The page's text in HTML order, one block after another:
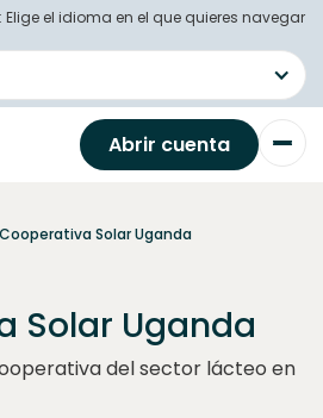
: Elige el idioma en el que quieres navegar
Abrir cuenta
Cooperativa Solar Uganda
Solar Uganda
del sector lácteo en